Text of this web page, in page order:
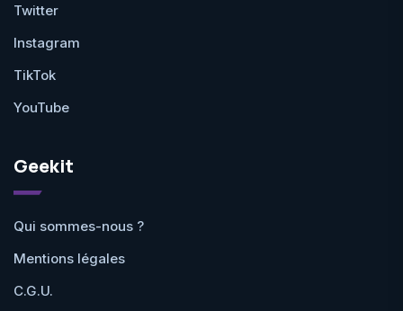
Twitter
Instagram
TikTok
YouTube
Geekit
Qui sommes-nous ?
Mentions légales
C.G.U.